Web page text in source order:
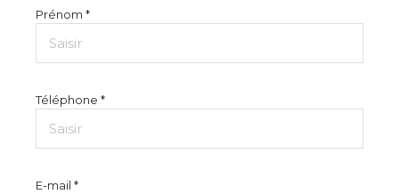
Prénom *
Téléphone *
E-mail *